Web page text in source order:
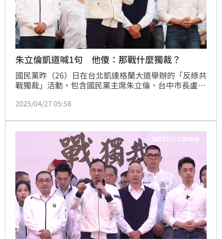
朱立倫凱道喊1句 他傻：那戰什麼獨裁？
國民黨昨（26）日在台北凱達格蘭大道舉辦的「反綠共
戰獨裁」活動，包含國民黨主席朱立倫、台中市長盧秀
辦方更宣稱現場破20萬人。國民黨主席朱立倫壓軸登台
南狼忍不住開酸，「對啊？那還戰什麼獨裁？」
2025/04/27 05:58